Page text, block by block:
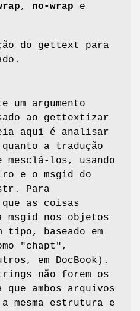
, no-wrap e
do gettext para
um argumento
ao gettextizar
aqui é analisar
a tradução
mesclá-los, usando
e o msgid do
Para
as coisas
msgid nos objetos
tipo, baseado em
"chapt",
em DocBook).
não forem os
ambos arquivos
mesma estrutura e